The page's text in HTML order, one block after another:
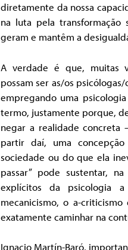
diretamente da nossa
na luta pela transformação
geram e mantêm a
A verdade é que, muitas
possam ser as/os
empregando uma
termo, justamente porque,
negar a realidade concreta
partir daí, uma
sociedade ou do que ela
passar” pode sustentar,
explícitos da psicologia
mecanicismo, o a-
exatamente caminhar na
Ignacio Martín-Baró,